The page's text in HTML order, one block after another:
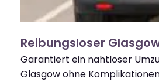
Reibungsloser
Garantiert ein nahtloser
Glasgow ohne